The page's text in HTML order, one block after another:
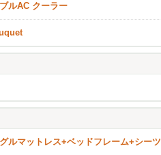
ルAC クーラー
ルマットレス+ベッドフレーム+シーツ